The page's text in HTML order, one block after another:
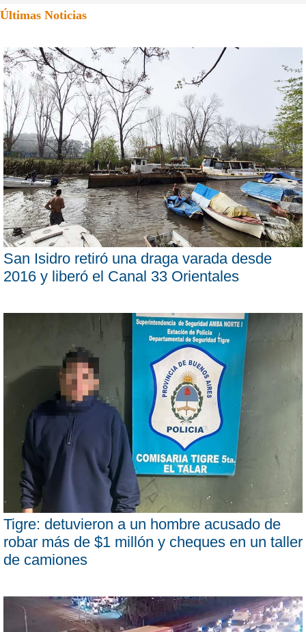
Últimas Noticias
San Isidro retiró una draga varada desde
2016 y liberó el Canal 33 Orientales
Tigre: detuvieron a un hombre acusado de
robar más de $1 millón y cheques en un taller
de camiones